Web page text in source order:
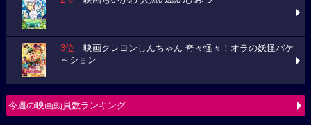
3位 映画クレヨンしんちゃん 奇々怪々！オラの妖怪バケ
～ション
今週の映画動員数ランキング